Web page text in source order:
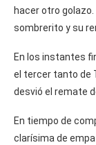
hacer otro
sombrerito y su
En los instantes
el tercer tanto de
desvió el remate
En tiempo de
clarísima de